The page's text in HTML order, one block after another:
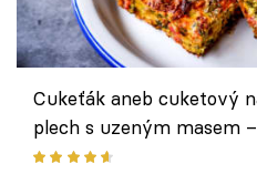
Cukeťák aneb cuketový
plech s uzeným masem
způsob, jak zpracovat